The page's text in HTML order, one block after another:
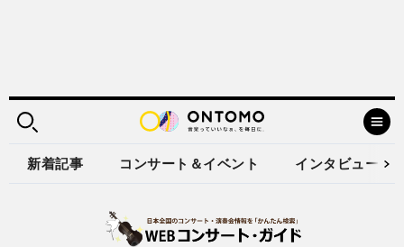
新着記事 コンサート＆イベント インタビュー